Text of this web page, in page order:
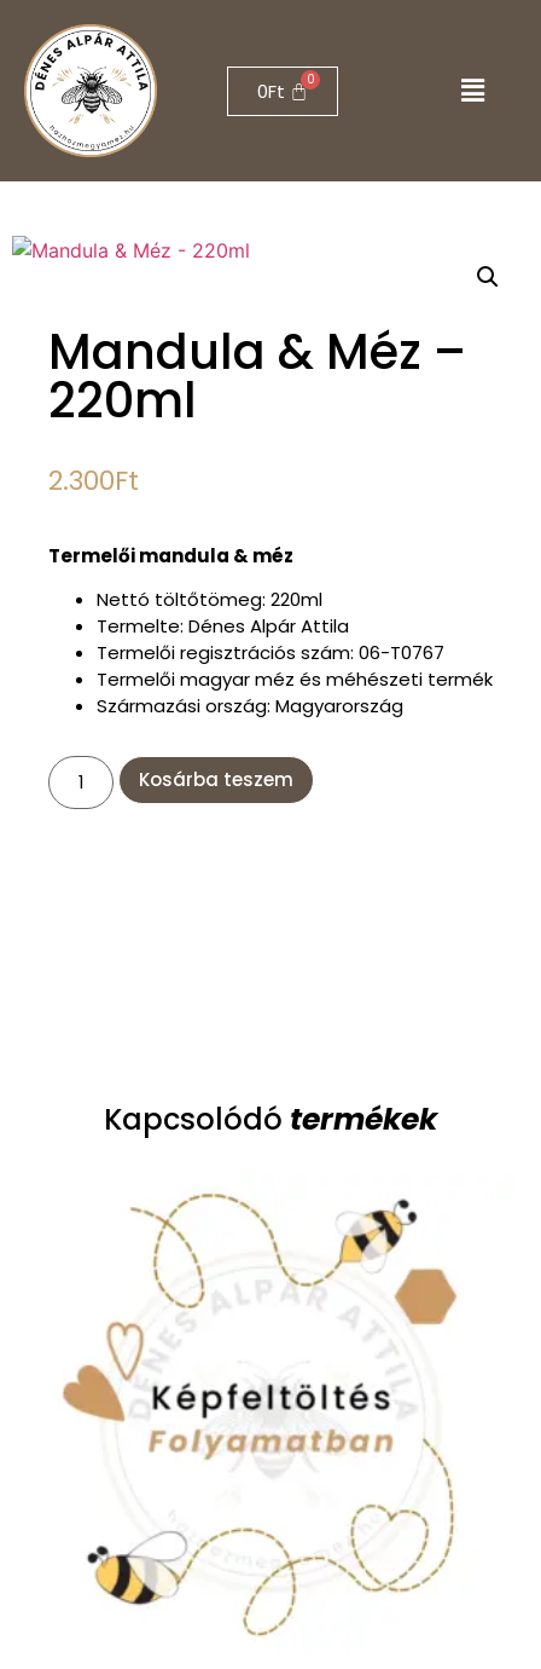
0Ft
Mandula & Méz –
220ml
2.300Ft
Termelői mandula & méz
Nettó töltőtömeg: 220ml
Termelte: Dénes Alpár Attila
Termelői regisztrációs szám: 06-T0767
Termelői magyar méz és méhészeti termék
Származási ország: Magyarország
Kosárba teszem
Kapcsolódó termékek